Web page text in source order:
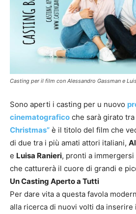
Casting per il film con Alessandro Gassman e
Sono aperti i casting per u nuovo
cinematografico che sarà girato
Christmas” è il titolo del film che
di due tra i più amati attori italiani,
e Luisa Ranieri, pronti a
che catturerà il cuore di grandi e
Un Casting Aperto a Tutti
Per dare vita a questa favola
alla ricerca di nuovi volti da inserire